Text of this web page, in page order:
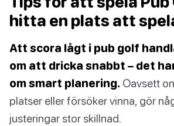
hitta en plats att
Att scora lågt i pub golf
om att dricka snabbt – det
om smart planering. Oavsett
platser eller försöker vinna, gör
justeringar stor skillnad.